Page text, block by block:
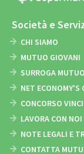
Società e
CHI SIAMO
MUTUO GIOVANI
SURROGA MUTUO
NET ECONOMY'S
CONCORSO
LAVORA CON NOI
NOTE LEGALI E
CONTATTA